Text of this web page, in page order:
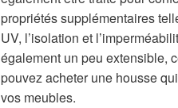
propriétés supplémentaires
UV, l’isolation et
également un peu extensible,
pouvez acheter une housse
vos meubles.